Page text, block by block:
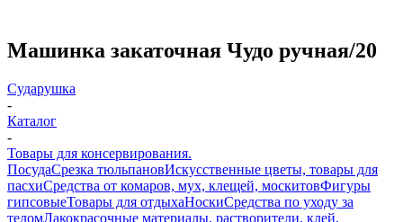
Машинка закаточная Чудо ручная/20
Сударушка
-
Каталог
-
Товары для консервирования.
ПосудаСрезка тюльпановИскусственные цветы, товары для
пасхиСредства от комаров, мух, клещей, москитовФигуры
гипсовыеТовары для отдыхаНоскиСредства по уходу за
теломЛакокрасочные материалы, растворители, клей,